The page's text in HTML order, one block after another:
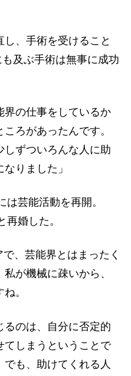
、手術を受けること
及ぶ手術は無事に成功
界の仕事をしているか
ろがあったんです。
しずついろんな人に助
りました」
芸能活動を再開。
婚した。
、芸能界とはまったく
が機械に疎いから、
。
のは、自分に否定的
てしまうということで
も、助けてくれる人